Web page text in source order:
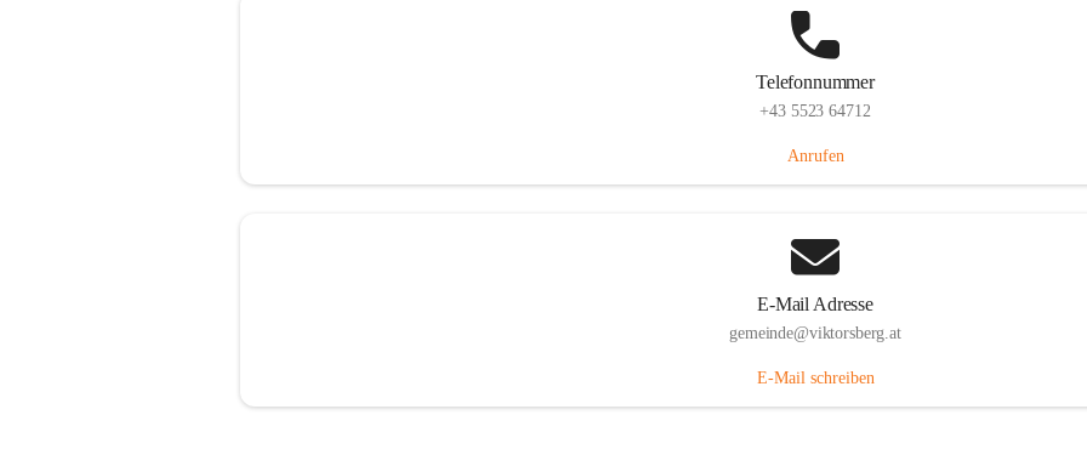
Telefonnummer
+43 5523 64712
Anrufen
E-Mail Adresse
gemeinde@viktorsberg.at
E-Mail schreiben